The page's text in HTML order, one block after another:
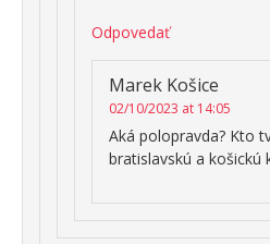
Odpovedať
Marek Košice
02/10/2023 at 14:05
Aká polopravda? Kto
bratislavskú a košickú